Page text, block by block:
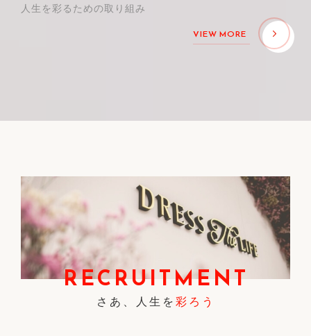
人生を彩るための取り組み
VIEW MORE
RECRUITMENT
さあ、人生を 彩ろう